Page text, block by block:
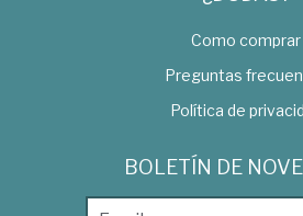
Como comprar
Preguntas
Política de
BOLETÍN DE